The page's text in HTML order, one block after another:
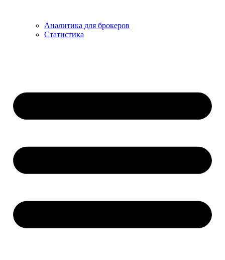
Аналитика для брокеров
Статистика